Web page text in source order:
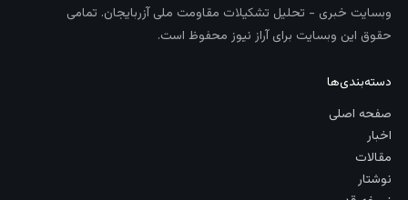
وبسایت خبری - تحلیل تشکیلات مقاومت ملی آزربایجان. تمامی
حقوق این وبسایت برای آراز نیوز محفوظ است.
دسته‌بندی‌ها
صفحه اصلی
اخبار
مقالات
نوشتار